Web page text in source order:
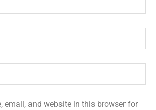
email, and website in this browser for